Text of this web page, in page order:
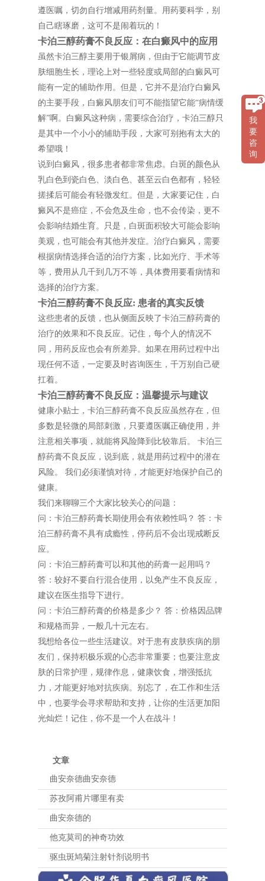
遵医嘱，切勿自行增减用药剂量。用药要科学，别
自己瞎琢磨，这可不是闹着玩的！
卡泊三醇药膏不良反应：在白癜风中的应用
虽然卡泊三醇主要用于银屑病，但由于它能调节皮
肤细胞生长，理论上对一些轻度或局部的白癜风可
能有一定的辅助作用。但是，它并不是治疗白癜风
的主要手段，白癜风朋友们可不能指望它能“病情缓
解”啊。白癜风这种病，需要综合治疗，卡泊三醇只
是其中一个小小的辅助手段，大家可别抱有太大的
希望哦！
说到白癜风，很多患者都非常焦虑。白斑的颜色从
乳白色到瓷白色、淡白色、甚至云白色都有，轻轻
搓揉后可能会有轻微发红。但是，大家要记住，白
癜风不是癌症，不会危及生命，也不会传染，更不
会影响结婚生育。只是，白斑面积较大可能会影响
美观，也可能会有其他并发症。治疗白癜风，需要
根据病情选择合适的治疗方案，比如光疗、手术等
等，费用从几千到几万不等，具体费用要看病情和
选择的治疗方案。
卡泊三醇药膏不良反应: 患者的真实反馈
这些患者的反馈，也从侧面反映了卡泊三醇药膏的
治疗的效果和不良反应。记住，每个人的情况不
同，用药反应也会有所差异。如果在用药过程中出
现任何不适，一定要及时咨询医生，千万别自己硬
扛着。
卡泊三醇药膏不良反应：温馨提示与建议
健康小贴士，卡泊三醇药膏不良反应虽然存在，但
多数是轻微的局部刺激，只要遵医嘱正确使用，并
注意相关事项，就能将风险降到比较靠后。 卡泊三
醇药膏不良反应，说到底，就是用药过程中的潜在
风险。 我们必须谨慎对待，才能更好地保护自己的
健康。
我们来聊聊三个大家比较关心的问题：
问：卡泊三醇药膏长期使用会有依赖性吗？ 答：卡
泊三醇药膏不具有成瘾性，停药后不会出现戒断反
应。
问：卡泊三醇药膏可以和其他的药膏一起用吗？
答：较好不要自行混合使用，以免产生不良反应，
建议在医生指导下进行。
问：卡泊三醇药膏的价格是多少？ 答：价格因品牌
和规格而异，一般几十元左右。
我想给各位一些生活建议。对于患有皮肤疾病的朋
友们，保持积极乐观的心态非常重要；也要注意皮
肤的日常护理，规律作息，健康饮食，增强抵抗
力，才能更好地对抗疾病。别忘了，在工作和生活
中，也要学会寻求帮助和支持，让你的生活更加阳
光灿烂！记住，你不是一个人在战斗！
文章
曲安奈德曲安奈德
苏孜阿甫片哪里有卖
曲安奈德的
他克莫司的神奇功效
驱虫斑鸠菊注射针剂说明书
我
要
咨
询